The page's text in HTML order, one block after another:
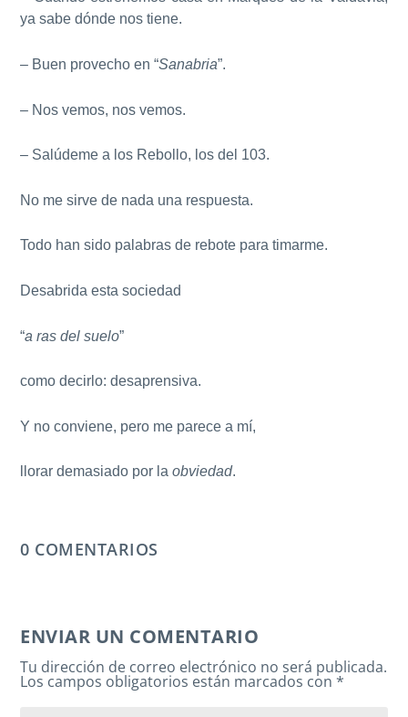
ya sabe dónde nos tiene.
– Buen provecho en “Sanabria”.
– Nos vemos, nos vemos.
– Salúdeme a los Rebollo, los del 103.
No me sirve de nada una respuesta.
Todo han sido palabras de rebote para timarme.
Desabrida esta sociedad
“a ras del suelo”
como decirlo: desaprensiva.
Y no conviene, pero me parece a mí,
llorar demasiado por laobviedad.
0 COMENTARIOS
ENVIAR UN COMENTARIO
Tu dirección de correo electrónico no será publicada.
Los campos obligatorios están marcados con*